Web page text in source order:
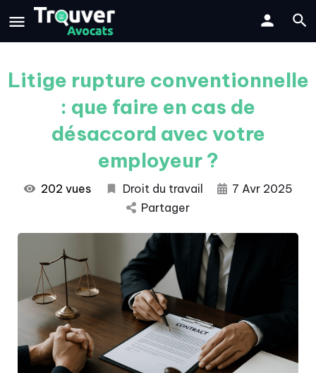
Litige rupture conventionnelle
: que faire en cas de
désaccord avec votre
employeur ?
202 vues Droit du travail
7 Avr 2025
Partager